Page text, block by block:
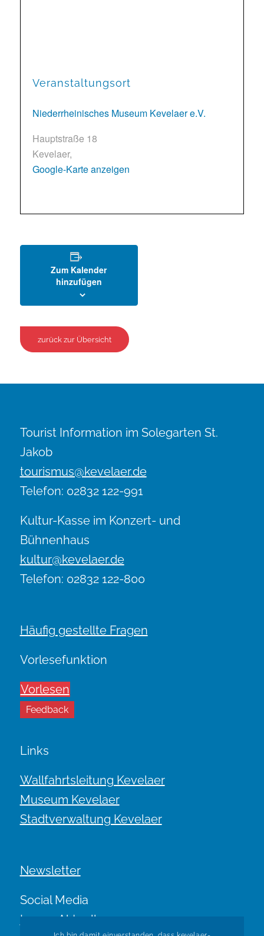
Veranstaltungsort
Niederrheinisches Museum Kevelaer e.V.
Hauptstraße 18
Kevelaer,
Google-Karte anzeigen
Zum Kalender
hinzufügen
zurück zur Übersicht
Tourist Information im Solegarten St.
Jakob
tourismus@kevelaer.de
Telefon: 02832 122-991
Kultur-Kasse im Konzert- und
Bühnenhaus
kultur@kevelaer.de
Telefon: 02832 122-800
Häufig gestellte Fragen
Vorlesefunktion
Vorlesen
Feedback
Links
Wallfahrtsleitung Kevelaer
Museum Kevelaer
Stadtverwaltung Kevelaer
Newsletter
Social Media
Immer Aktuell.